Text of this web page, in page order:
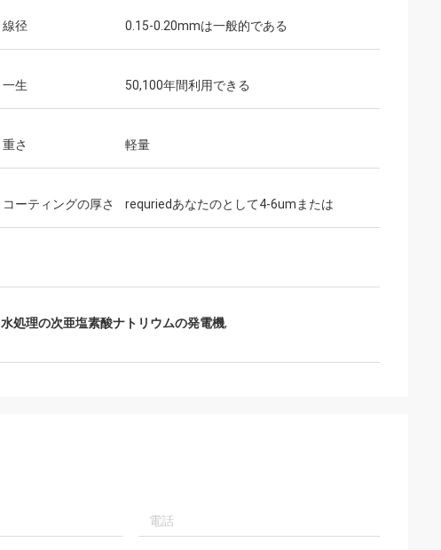
線径 0.15-0.20mmは一般的である
一生 50,100年間利用できる
重さ 軽量
コーティングの厚さ requriedあなたのとして4-6umまたは
水処理の次亜塩素酸ナトリウムの発電機,